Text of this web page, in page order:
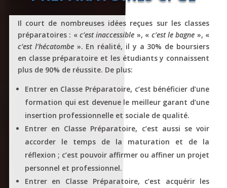
Il court de nombreuses idées reçues sur les classes
préparatoires : «c’est inaccessible », « c’est le bagne », «
c’est l’hécatombe». En réalité, il y a 30% de boursiers
en classe préparatoire et les étudiants y connaissent
plus de 90% de réussite. De plus:
Entrer en Classe Préparatoire, c’est bénéficier d’une
formation qui est devenue le meilleur garant d’une
insertion professionnelle et sociale de qualité.
Entrer en Classe Préparatoire, c’est aussi se voir
accorder le temps de la maturation et de la
réflexion ; c’est pouvoir affirmer ou affiner un projet
personnel et professionnel.
Entrer en Classe Préparatoire, c’est acquérir les